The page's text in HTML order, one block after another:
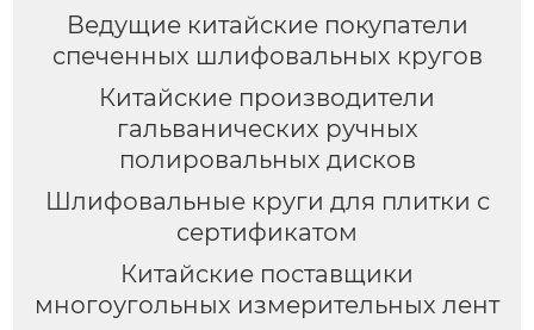
Ведущие китайские покупатели
спеченных шлифовальных кругов
Китайские производители
гальванических ручных
полировальных дисков
Шлифовальные круги для плитки с
сертификатом
Китайские поставщики
многоугольных измерительных лент